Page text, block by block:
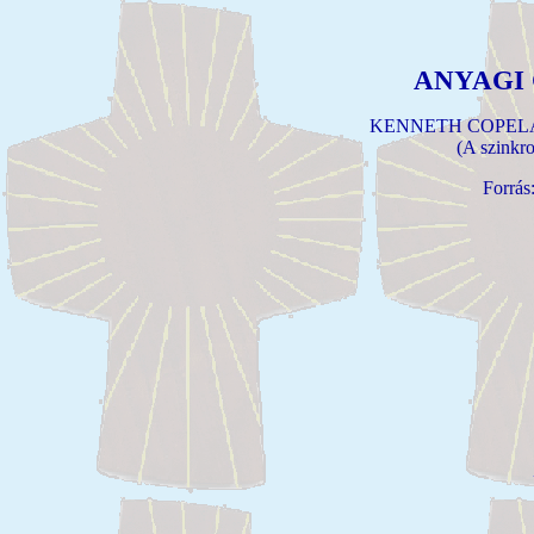
ANYAGI
KENNETH
(A